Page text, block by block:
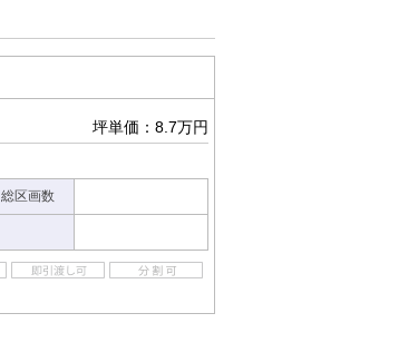
坪単価：8.7万円
総区画数